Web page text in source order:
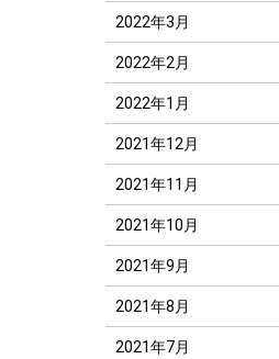
2022年3月
2022年2月
2022年1月
2021年12月
2021年11月
2021年10月
2021年9月
2021年8月
2021年7月